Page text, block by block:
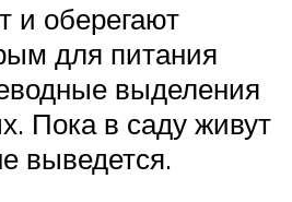
и оберегают
для питания
выделения
Пока в саду живут
выведется.